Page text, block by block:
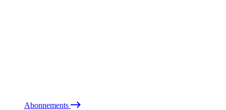
Abonnements